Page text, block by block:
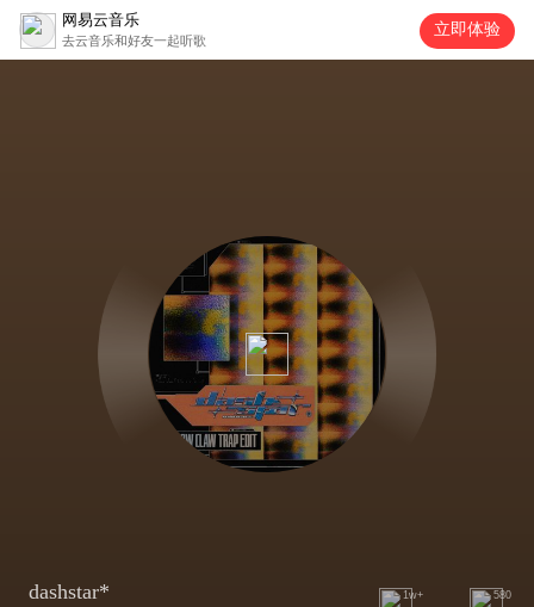
网易云音乐
去云音乐和好友一起听歌
立即体验
dashstar* 1w+ 580